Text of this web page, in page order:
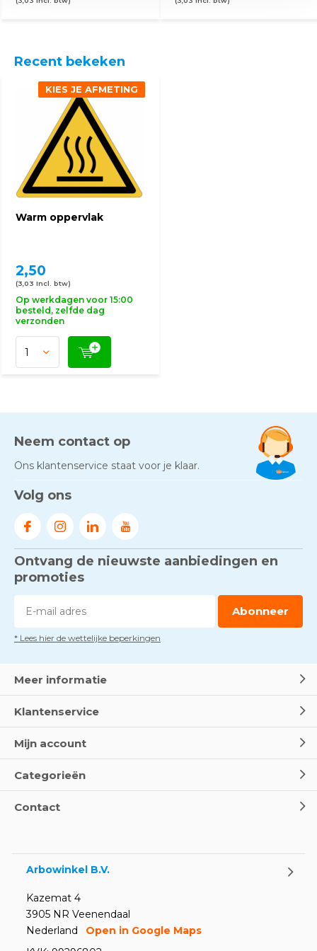
Recent bekeken
Warm oppervlak
KIES JE AFMETING
2,50
(3,03 Incl. btw)
Op werkdagen voor 15:00
besteld, zelfde dag
verzonden
Neem contact op
Ons klantenservice staat voor je klaar.
Volg ons
Ontvang de nieuwste aanbiedingen en
promoties
Abonneer
* Lees hier de wettelijke beperkingen
Meer informatie
Klantenservice
Mijn account
Categorieën
Contact
Arbowinkel B.V.
Kazemat 4
3905 NR Veenendaal
Nederland
Open in Google Maps